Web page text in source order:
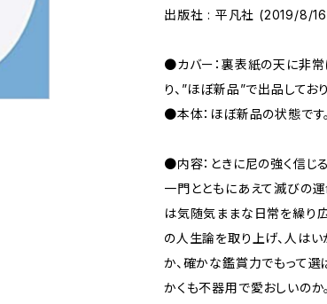
出版社 : 平凡社 (2019/8/
●カバー：裏表紙の天に非
り、”ほぼ新品”で出品してお
●本体：ほぼ新品の状態です
●内容：ときに尼の強く信じ
一門とともにあえて滅びの
は気随気ままな日常を繰り
の人生論を取り上げ、人は
か、確かな鑑賞力でもって
かくも不器用で愛おしいの